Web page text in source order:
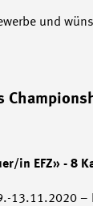
und
in EFZ» - 8
13.11.2020 –